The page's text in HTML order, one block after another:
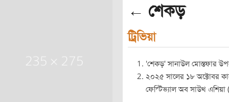
← শেকড়
ট্রিভিয়া
'শেকড়' সানাউল মোস্তফার
২০২৫ সালের ১৮ অক্টোবর
ফেস্টিভ্যাল অব সাউথ এশিয়া